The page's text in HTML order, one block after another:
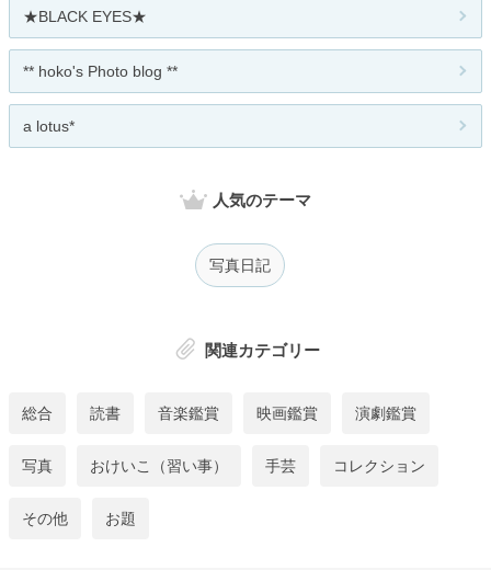
★BLACK EYES★
** hoko's Photo blog **
a lotus*
人気のテーマ
写真日記
関連カテゴリー
総合 読書 音楽鑑賞 映画鑑賞 演劇鑑賞
写真 おけいこ（習い事） 手芸 コレクション
その他 お題